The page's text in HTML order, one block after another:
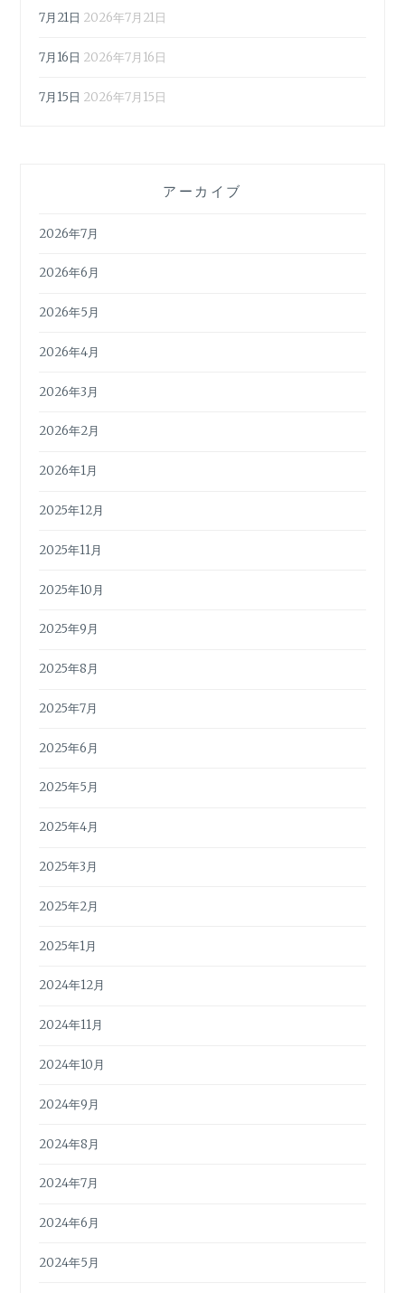
7月21日 2026年7月21日
7月16日 2026年7月16日
7月15日 2026年7月15日
アーカイブ
2026年7月
2026年6月
2026年5月
2026年4月
2026年3月
2026年2月
2026年1月
2025年12月
2025年11月
2025年10月
2025年9月
2025年8月
2025年7月
2025年6月
2025年5月
2025年4月
2025年3月
2025年2月
2025年1月
2024年12月
2024年11月
2024年10月
2024年9月
2024年8月
2024年7月
2024年6月
2024年5月